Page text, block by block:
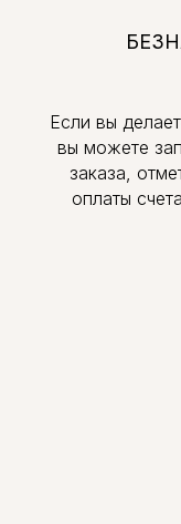
Если вы
вы можете
заказа,
оплаты